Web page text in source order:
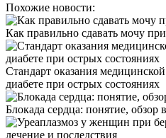
Похожие новости:
Как правильно сдавать мочу
Стандарт оказания
диабете при острых состояниях
Блокада сердца: понятие, обзор